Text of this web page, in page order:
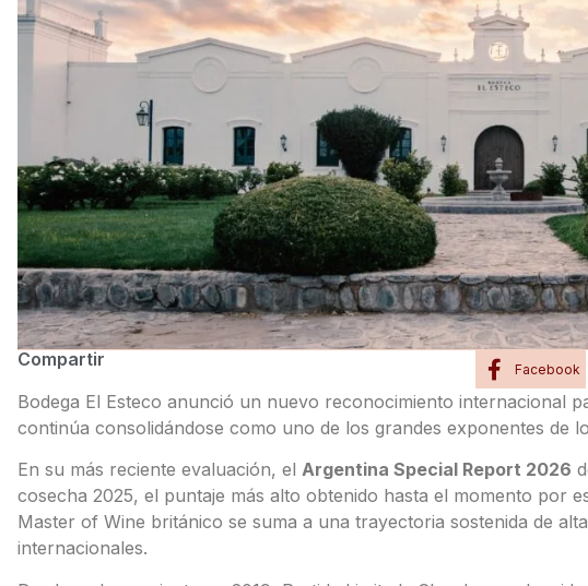
Compartir Facebook
Bodega El Esteco anunció un nuevo reconocimiento internacional
continúa consolidándose como uno de los grandes exponentes de
En su más reciente evaluación, el Argentina Special Report 2026
cosecha 2025, el puntaje más alto obtenido hasta el momento por
Master of Wine británico se suma a una trayectoria sostenida de
internacionales.